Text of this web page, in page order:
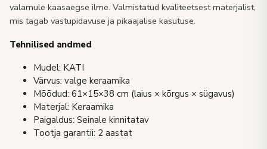
valamule kaasaegse ilme. Valmistatud kvaliteetsest materjalist,
mis tagab vastupidavuse ja pikaajalise kasutuse.
Tehnilised andmed
Mudel: KATI
Värvus: valge keraamika
Mõõdud: 61×15×38 cm (laius × kõrgus × sügavus)
Materjal: Keraamika
Paigaldus: Seinale kinnitatav
Tootja garantii: 2 aastat